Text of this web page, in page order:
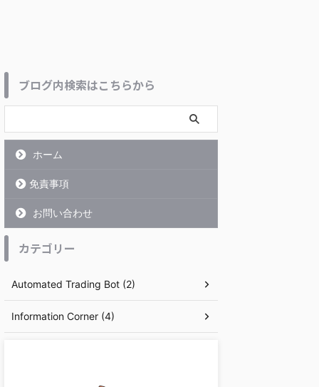
ブログ内検索はこちらから
ホーム
免責事項
お問い合わせ
カテゴリー
Automated Trading Bot (2)
Information Corner (4)